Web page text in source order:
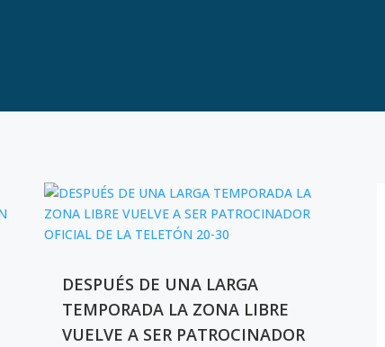
DESPUÉS DE UNA LARGA
TEMPORADA LA ZONA LIBRE
VUELVE A SER PATROCINADOR